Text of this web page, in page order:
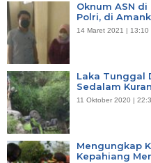
Oknum ASN
Polri, di
14 Maret 2021 | 13:10
Laka Tunggal
Sedalam
11 Oktober 2020 |
Mengungkap
Kepahiang